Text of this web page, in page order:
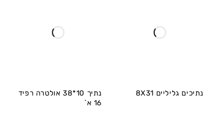
נתיכים גליליים 8X31
נתיך 10*38 אולטרה רפיד
16 א`